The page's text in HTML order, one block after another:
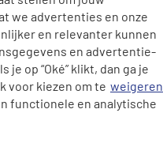
we advertenties en onze
en relevanter kunnen
en advertentie-
op “Oké” klikt, dan ga je
voor kiezen om te weigeren
functionele en analytische
8
10-2022